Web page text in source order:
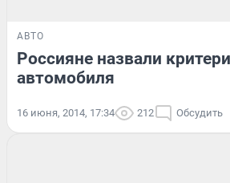
АВТО
Россияне назвали
автомобиля
16 июня, 2014, 17:34 212 Обсудить